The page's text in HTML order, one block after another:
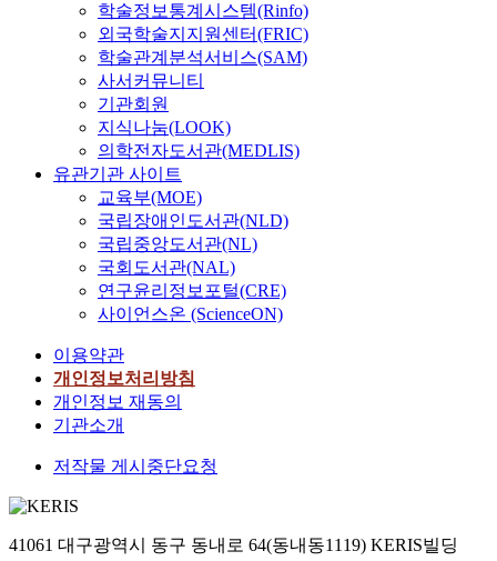
한 DeBeer(1952)의 경
험침하식에 지반의 세
립분의 함유 상태를 고
underestimation of
가 제공되었다. 본 연
구의 목적으로서는 다
양한 토지이용에 따른
력
학술정보통계시스템(Rinfo)
외국학술지지원센터(FRIC)
학술관계분석서비스(SAM)
사서커뮤니티
기관회원
지식나눔(LOOK)
의학전자도서관(MEDLIS)
유관기관 사이트
교육부(MOE)
국립장애인도서관(NLD)
국립중앙도서관(NL)
국회도서관(NAL)
연구윤리정보포털(CRE)
사이언스온 (ScienceON)
이용약관
개인정보처리방침
개인정보 재동의
기관소개
저작물 게시중단요청
41061 대구광역시 동구 동내로 64(동내동1119) KERIS빌딩